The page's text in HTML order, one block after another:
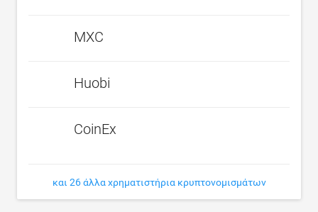
MXC
Huobi
CoinEx
και 26 άλλα χρηματιστήρια κρυπτονομισμάτων